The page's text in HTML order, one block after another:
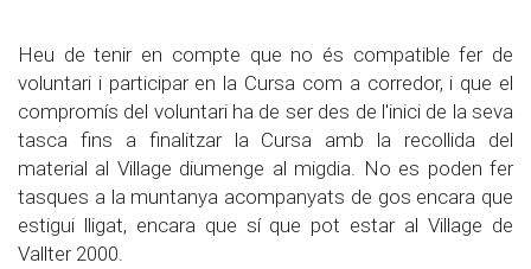
Heu de tenir en compte que no és compatible fer de
voluntari i participar en la Cursa com a corredor, i que el
compromís del voluntari ha de ser des de l'inici de la seva
tasca fins a finalitzar la Cursa amb la recollida del
material al Village diumenge al migdia. No es poden fer
tasques a la muntanya acompanyats de gos encara que
estigui lligat, encara que sí que pot estar al Village de
Vallter 2000.